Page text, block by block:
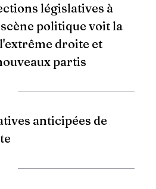
législatives à
politique voit la
droite et
partis
anticipées de